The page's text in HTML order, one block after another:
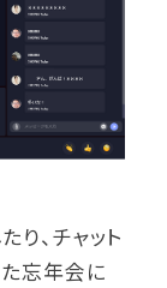
、チャット
忘年会に